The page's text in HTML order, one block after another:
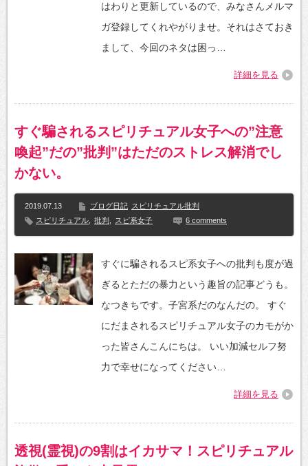
はわりと更新しているので、みなさんメルマ
ガ登録してくれやがりませ。それはさておき
まして、今回のネタは困っ…
詳細を見る
すぐ騙されるスピリチュアル女子への”注意
喚起”だの”批判”はただのストレス解消でし
かない。
2019.07.13 ブログ日記 スピリチュアル批判
スピリチュアル
批判 スピ系女子 6 comments
すぐに騙されるスピ系女子への批判も度が過
ぎるとただの暴力という趣旨の記事どうも。
なつきちです。子宮系だのなんだの。 すぐ
にだまされるスピリチュアル女子のカモがか
った皆さんこんにちは。 いい加減セルフ努
力で幸せになってください…
詳細を見る
透視(霊視)の9割はイカサマ！スピリチュアル